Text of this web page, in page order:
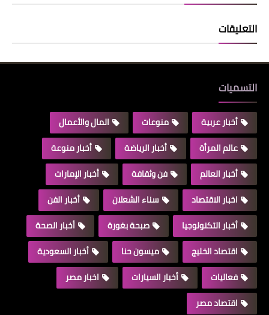
التعليقات
التسميات
أخبار عربية منوعات
المال والأعمال
عالم المرأة
أخبار الرياضة
أخبار منوعة
أخبار العالم
فن وثقافة
أخبار الإمارات
اخبار الاقتصاد
سناء الشعلان
أخبار الفن
أخبار التكنولوجيا
صبحة بغورة
أخبار الصحة
اقتصاد الخليج
ميسون حنا
أخبار السعودية
فعاليات
أخبار السيارات
اخبار مصر
اقتصاد مصر